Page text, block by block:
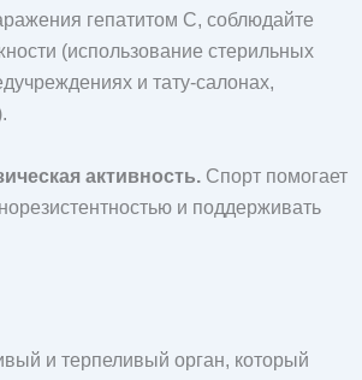
гепатитом С, соблюдайте
(использование стерильных
и тату-салонах,
активность.Спорт помогает
и поддерживать
и терпеливый орган, который